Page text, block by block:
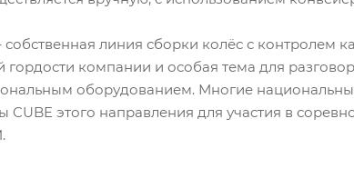
линия сборки колёс с контролем
компании и особая тема для
оборудованием. Многие
этого направления для участия в